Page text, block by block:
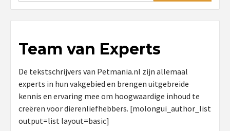
Team van Experts
De tekstschrijvers van Petmania.nl zijn allemaal
experts in hun vakgebied en brengen uitgebreide
kennis en ervaring mee om hoogwaardige inhoud te
creëren voor dierenliefhebbers. [molongui_author_list
output=list layout=basic]